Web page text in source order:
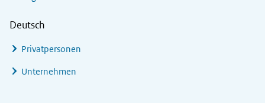
Deutsch
Privatpersonen
Unternehmen